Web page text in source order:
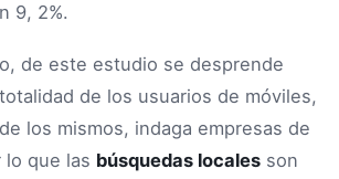
9, 2%.
de este estudio se desprende
de los usuarios de móviles,
los mismos, indaga empresas de
que las búsquedas locales son